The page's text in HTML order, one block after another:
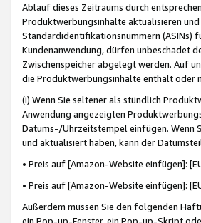
Ablauf dieses Zeitraums durch
Produktwerbungsinhalte aktualisieren
Standardidentifikationsnummern (ASINs)
Kundenanwendung, dürfen unbeschadet
Zwischenspeicher abgelegt werden. Auf
die Produktwerbungsinhalte enthält oder
(i) Wenn Sie seltener als stündlich
Anwendung angezeigten
Datums-/Uhrzeitstempel einfügen. Wenn
und aktualisiert haben, kann der
• Preis auf [Amazon-Website einfügen]:
• Preis auf [Amazon-Website einfügen]:
Außerdem müssen Sie den folgenden
ein Pop-up-Fenster, ein Pop-up-Skript